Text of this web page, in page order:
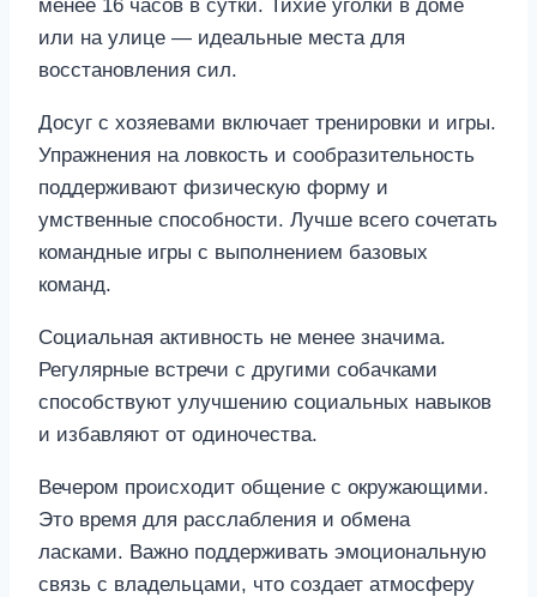
менее 16 часов в сутки. Тихие уголки в доме
или на улице — идеальные места для
восстановления сил.
Досуг с хозяевами включает тренировки и игры.
Упражнения на ловкость и сообразительность
поддерживают физическую форму и
умственные способности. Лучше всего сочетать
командные игры с выполнением базовых
команд.
Социальная активность не менее значима.
Регулярные встречи с другими собачками
способствуют улучшению социальных навыков
и избавляют от одиночества.
Вечером происходит общение с окружающими.
Это время для расслабления и обмена
ласками. Важно поддерживать эмоциональную
связь с владельцами, что создает атмосферу